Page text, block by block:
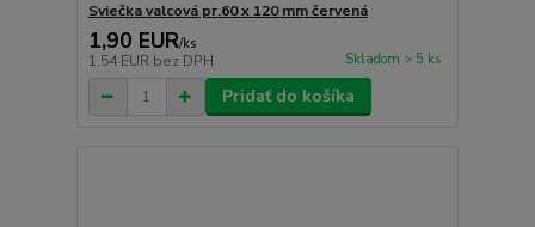
Sviečka valcová pr.60 x 120 mm červená
1,90 EUR/ks
1,54 EUR bez DPH Skladom > 5 ks
Pridať do košíka